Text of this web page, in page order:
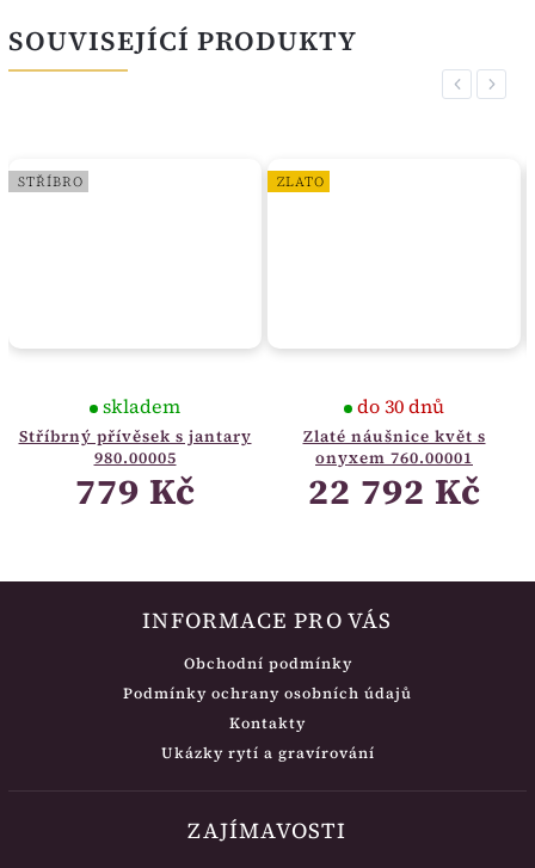
SOUVISEJÍCÍ PRODUKTY
Previous
STŘÍBRO
Stříbrný přívěsek s jantary
980.00005
skladem
779 Kč
ZLATO
Zlaté náušnice květ s
onyxem 760.00001
do 30 dnů
22 792 Kč
Next
INFORMACE PRO VÁS
Obchodní podmínky
Podmínky ochrany osobních údajů
Kontakty
Ukázky rytí a gravírování
ZAJÍMAVOSTI